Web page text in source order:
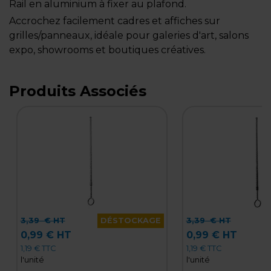
Rail en aluminium à fixer au plafond.
Accrochez facilement cadres et affiches sur
grilles/panneaux, idéale pour galeries d'art, salons
expo, showrooms et boutiques créatives.
Produits Associés
3,39€ HT DÉSTOCKAGE
0,99 € HT
1,19 € TTC
l'unité
3,39€ HT
0,99 € HT
1,19 € TTC
l'unité